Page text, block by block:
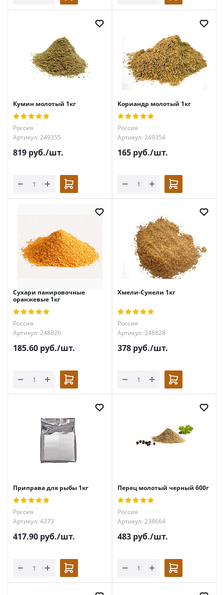
Кумин молотый 1кг
Россия
Артикул: 249355
819 руб./шт.
Кориандр молотый 1кг
Россия
Артикул: 249354
165 руб./шт.
Сухари панировочные
оранжевые 1кг
Россия
Артикул: 248826
185.60 руб./шт.
Хмели-Сунели 1кг
Россия
Артикул: 248828
378 руб./шт.
Приправа для рыбы 1кг
Россия
Артикул: 4373
417.90 руб./шт.
Перец молотый черный 600г
Россия
Артикул: 238664
483 руб./шт.